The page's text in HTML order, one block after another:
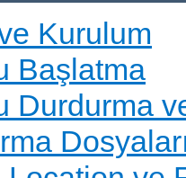
Kurulum
Başlatma
Durdurma